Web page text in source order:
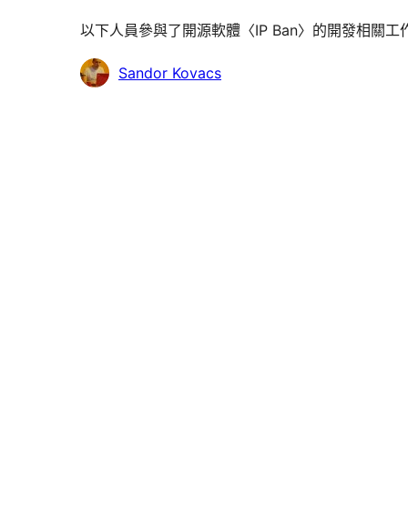
以下人員參與了開源軟體〈IP Ban〉的開發相關工
參
Sandor Kovacs